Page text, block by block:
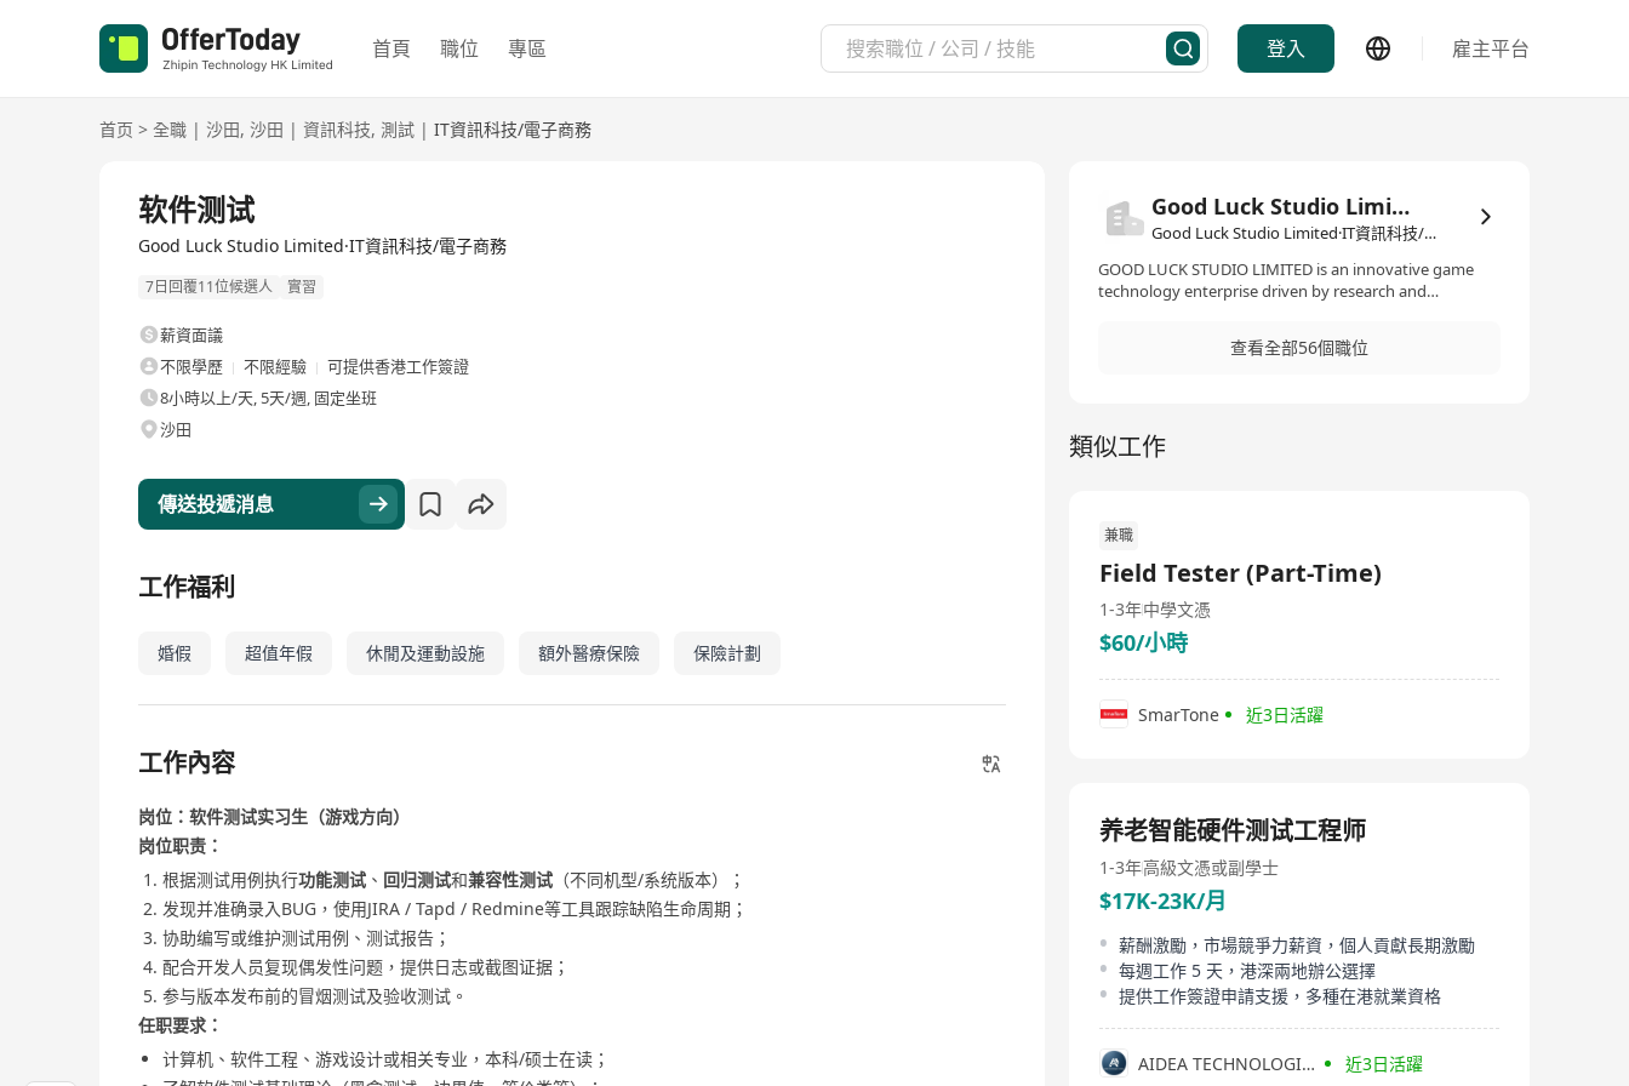
首頁 職位 專區 登入 雇主平台
首页 > 全職 | 沙田, 沙田 | 資訊科技, 測試 | IT資訊科技/電子商務
软件测试
Good Luck Studio Limited·IT資訊科技/電子商務
7日回覆11位候選人 實習
薪資面議
不限學歷
不限經驗
可提供香港工作簽證
8小時以上/天, 5天/週, 固定坐班
沙田
傳送投遞消息
工作福利
婚假 超值年假 休閒及運動設施 額外醫療保險 保險計劃
工作內容
岗位：软件测试实习生（游戏方向）
岗位职责：
根据测试用例执行功能测试 、 回归测试和兼容性测试 （不同机型/系统版本）；
发现并准确录入BUG，使用JIRA / Tapd / Redmine等工具跟踪缺陷生命周期；
协助编写或维护测试用例、测试报告；
配合开发人员复现偶发性问题，提供日志或截图证据；
参与版本发布前的冒烟测试及验收测试。
任职要求：
计算机、软件工程、游戏设计或相关专业，本科/硕士在读；
Good Luck Studio Limited
Good Luck Studio Limited·IT資訊科技/電子商務
GOOD LUCK STUDIO LIMITED is an innovative game
technology enterprise driven by research and
committed to making the transition from a "self-
development-first" model to a "self-development-and-
deeply engaged in global expansion, with the European
and American markets serving as the strategic core.
the boundaries of technology are constantly
entertainment and AI technology". By exploring
cutting-edge intelligent technologies, we connect
global players and create new digital life experiences
and social value beyond the games themselves.
查看全部56個職位
類似工作
兼職
Field Tester (Part-Time)
1-3年中學文憑
$60/小時
SmarTone 近3日活躍
养老智能硬件测试工程师
1-3年高級文憑或副學士
$17K-23K/月
薪酬激勵，市場競爭力薪資，個人貢獻長期激勵
每週工作 5 天，港深兩地辦公選擇
提供工作簽證申請支援，多種在港就業資格
AIDEA TECHNOLOGIES LIMITED 近3日活躍